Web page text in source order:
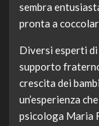
sembra
pronta a
Diversi esperti
supporto
crescita dei
un’esperienza
psicologa Maria